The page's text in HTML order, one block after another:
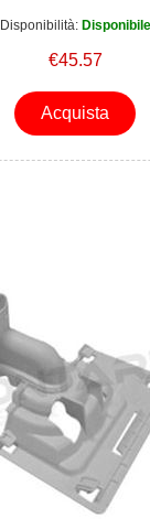
Disponibilità: Disponibile
€45.57
Acquista